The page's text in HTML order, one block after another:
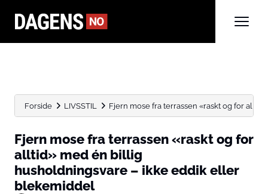
Forside LIVSSTIL Fjern mose fra terrassen «raskt og for
Fjern mose fra terrassen «raskt og for
alltid» med én billig
husholdningsvare – ikke eddik eller
blekemiddel